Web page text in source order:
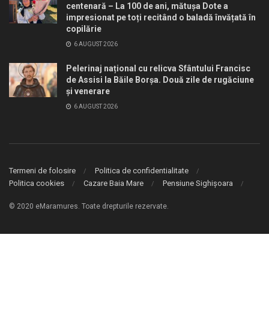
centenară – La 100 de ani, mătușa Dote a
impresionat pe toți recitând o baladă învățată în
copilărie
6 AUGUST 2026
Pelerinaj național cu relicva Sfântului Francisc
de Assisi la Băile Borșa. Două zile de rugăciune
și venerare
6 AUGUST 2026
Termeni de folosire
Politica de confidentialitate
Politica cookies
Cazare Baia Mare Pensiune Sighișoara
© 2020 eMaramures. Toate drepturile rezervate.